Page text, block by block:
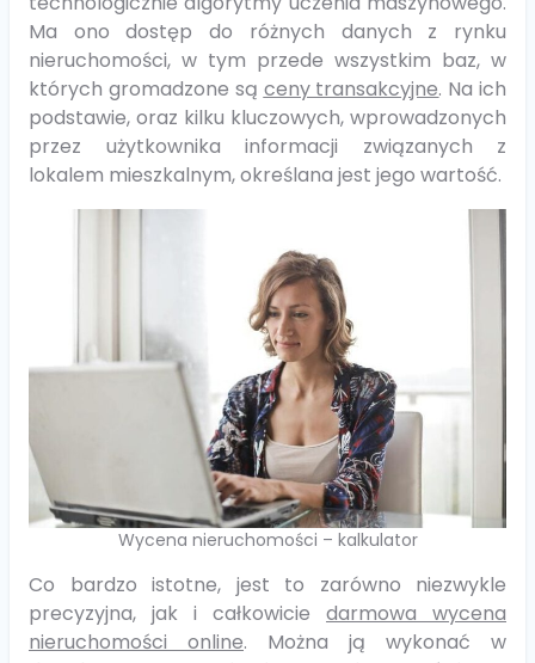
Ma ono dostęp do różnych danych z rynku
nieruchomości, w tym przede wszystkim baz, w
których gromadzone są ceny transakcyjne. Na ich
podstawie, oraz kilku kluczowych, wprowadzonych
przez użytkownika informacji związanych z
lokalem mieszkalnym, określana jest jego wartość.
Wycena nieruchomości – kalkulator
Co bardzo istotne, jest to zarówno niezwykle
precyzyjna, jak i całkowicie darmowa wycena
nieruchomości online. Można ją wykonać w